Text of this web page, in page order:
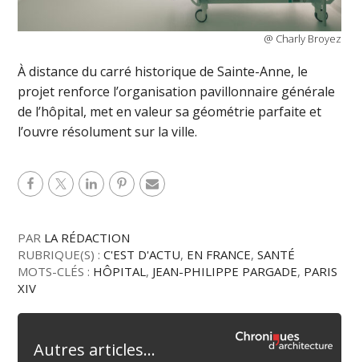
@ Charly Broyez
À distance du carré historique de Sainte-Anne, le
projet renforce l’organisation pavillonnaire générale
de l’hôpital, met en valeur sa géométrie parfaite et
l’ouvre résolument sur la ville.
PAR LA RÉDACTION
RUBRIQUE(S) :C'EST D'ACTU, EN FRANCE,SANTÉ
MOTS-CLÉS : HÔPITAL, JEAN-PHILIPPE PARGADE, PARIS
XIV
Autres articles...